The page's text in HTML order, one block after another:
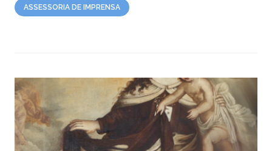
ASSESSORIA DE IMPRENSA